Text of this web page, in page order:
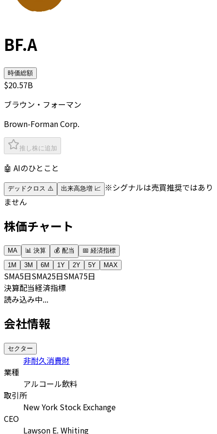
BF.A
時価総額
$20.57B
ブラウン・フォーマン
Brown-Forman Corp.
推し株に追加
🤖 AIのひとこと
デッドクロス ⚠️ 出来高急増 📈
※シグナルは売買推奨ではあり
ません
株価チャート
MA 📊 決算 💰 配当
📅 経済指標
1M
3M 6M 1Y 2Y 5Y MAX
SMA5日SMA25日SMA75日
決算配当経済指標
読み込み中...
会社情報
セクター
非耐久消費財
業種
アルコール飲料
取引所
New York Stock Exchange
CEO
Lawson E. Whiting